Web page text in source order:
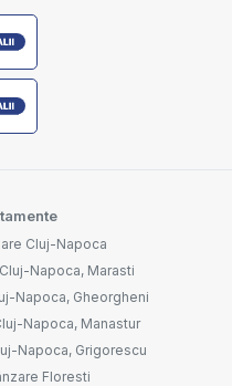
Cluj-Napoca
Napoca, Marasti
Napoca, Gheorgheni
Napoca, Manastur
Napoca, Grigorescu
Floresti